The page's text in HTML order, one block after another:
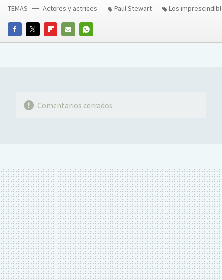
FACEBOOKTWITTERFLIPBOARD
E-
WHATSAPP
TEMAS Actores y actrices Paul Stewart Los
Comentarios cerrados